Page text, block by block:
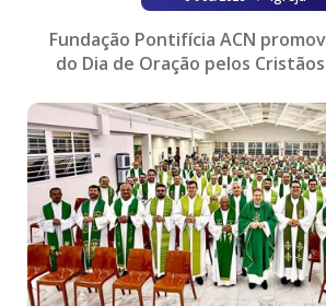
Fundação Pontifícia ACN
do Dia de Oração pelos